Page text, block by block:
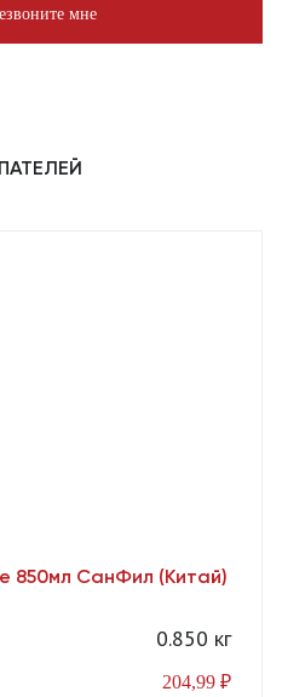
мне
850мл СанФил (Китай)
0.850 кг
204,99 ₽